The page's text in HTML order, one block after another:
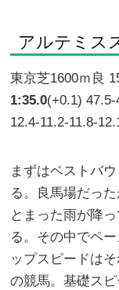
アルテミス
東京芝1600ｍ良
1:35.0(+0.1) 47.5-
12.4-11.2-11.8-
まずはベストバ
る。良馬場だっ
とまった雨が降
る。その中でペ
ップスピードは
の競馬。基礎ス